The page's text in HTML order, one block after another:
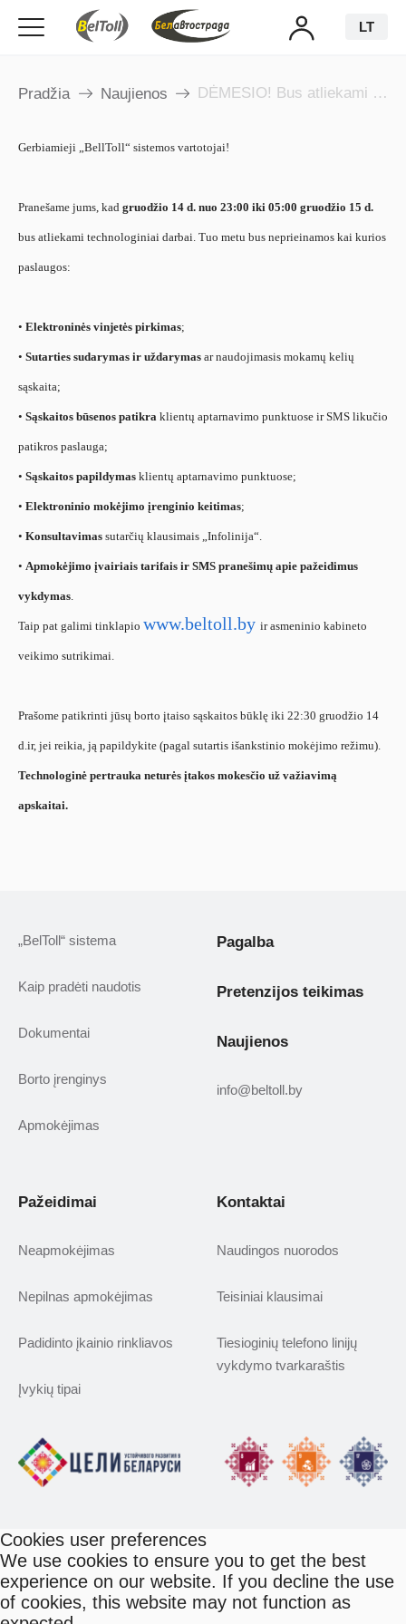
LT
Pradžia Naujienos DĖMESIO! Bus atliekami technologiniai darbai
Gerbiamieji „BellToll“ sistemos vartotojai!
Pranešame jums, kad gruodžio 14 d. nuo 23:00 iki 05:00 gruodžio 15 d.
bus atliekami technologiniai darbai. Tuo metu bus neprieinamos kai kurios
paslaugos:
• Elektroninės vinjetės pirkimas;
• Sutarties sudarymas ir uždarymasar naudojimasis mokamų kelių
sąskaita;
• Sąskaitos būsenos patikraklientų aptarnavimo punktuose ir SMS likučio
patikros paslauga;
• Sąskaitos papildymasklientų aptarnavimo punktuose;
• Elektroninio mokėjimo įrenginio keitimas;
• Konsultavimassutarčių klausimais „Infolinija“.
• Apmokėjimo įvairiais tarifais ir SMS pranešimų apie pažeidimus
vykdymas.
Taip pat galimi tinklapio www.beltoll.by ir asmeninio kabineto
veikimo sutrikimai.
Prašome patikrinti jūsų borto įtaiso sąskaitos būklę iki 22:30 gruodžio 14
d.ir, jei reikia, ją papildykite (pagal sutartis išankstinio mokėjimo režimu).
Technologinė pertrauka neturės įtakos mokesčio už važiavimą
apskaitai.
„BelToll“ sistema
Kaip pradėti naudotis
Dokumentai
Borto įrenginys
Apmokėjimas
Pagalba
Pretenzijos teikimas
Naujienos
info@beltoll.by
Pažeidimai
Neapmokėjimas
Nepilnas apmokėjimas
Padidinto įkainio rinkliavos
Įvykių tipai
Kontaktai
Naudingos nuorodos
Teisiniai klausimai
Tiesioginių telefono linijų
vykdymo tvarkaraštis
Cookies user preferences
We use cookies to ensure you to get the best
experience on our website. If you decline the use
of cookies, this website may not function as